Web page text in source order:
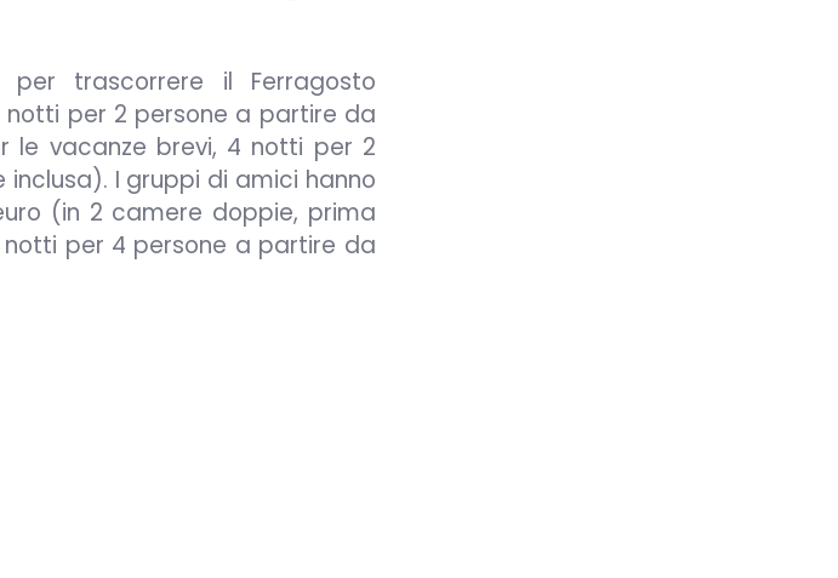
trascorrere il Ferragosto
notti per 2 persone a partire da
le vacanze brevi, 4 notti per 2
I gruppi di amici hanno
(in 2 camere doppie, prima
notti per 4 persone a partire da